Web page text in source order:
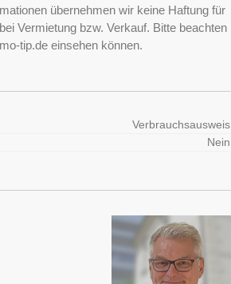
übernehmen wir keine Haftung für
Vermietung bzw. Verkauf. Bitte beachten
tip.de einsehen können.
Verbrauchsausweis
Nein